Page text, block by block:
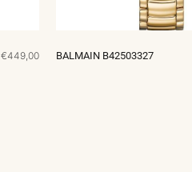
€449,00 BALMAIN B42503327